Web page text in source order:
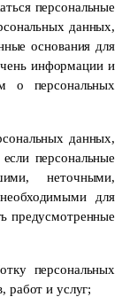
персональные
данных,
основания для
информации и
о персональных
данных,
персональные
неточными,
для
предусмотренные
персональных
работ и услуг;